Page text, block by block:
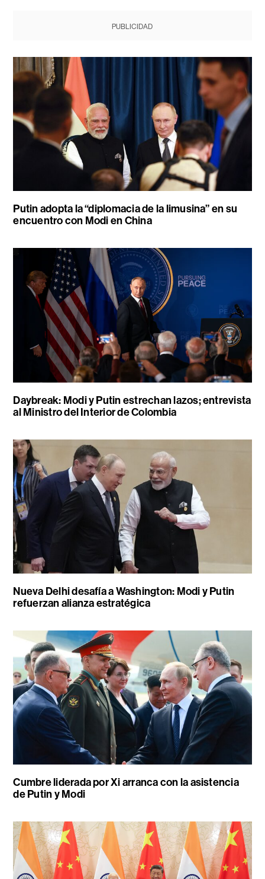
PUBLICIDAD
Putin adopta la “diplomacia de la limusina” en su
encuentro con Modi en China
Daybreak: Modi y Putin estrechan lazos; entrevista
al Ministro del Interior de Colombia
Nueva Delhi desafía a Washington: Modi y Putin
refuerzan alianza estratégica
Cumbre liderada por Xi arranca con la asistencia
de Putin y Modi